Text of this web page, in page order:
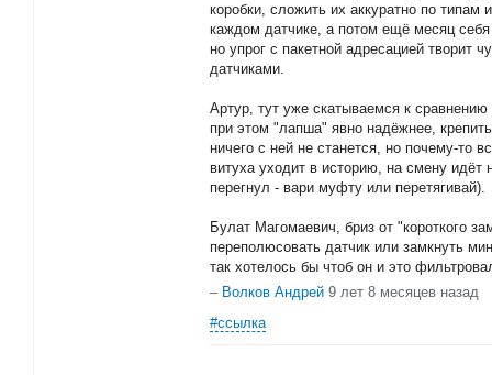
коробки, сложить их аккуратно по
каждом датчике, а потом ещё месяц себя
но упрог с пакетной адресацией творит
датчиками.
Артур, тут уже скатываемся к
при этом "лапша" явно надёжнее,
ничего с ней не станется, но почему-то
витуха уходит в историю, на смену идёт
перегнул - вари муфту или перетягивай).
Булат Магомаевич, бриз от "короткого
переполюсовать датчик или замкнуть
так хотелось бы чтоб он и это
– Волков Андрей 9 лет 8 месяцев назад
#ссылка